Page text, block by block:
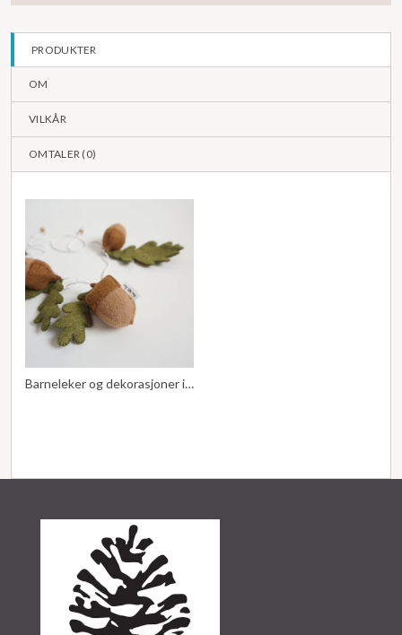
PRODUKTER
OM
VILKÅR
OMTALER (0)
Barneleker og dekorasjoner i filt